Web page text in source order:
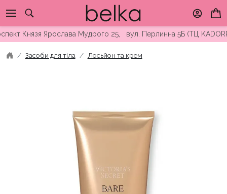
to
contentЯрослава Мудрого 25, вул. Перлинна 5Б (ТЦ KADORR)
Засоби для тіла Лосьйон та крем